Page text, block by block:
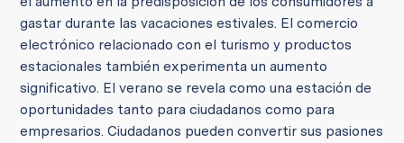
gastar durante las vacaciones estivales. El comercio
electrónico relacionado con el turismo y productos
estacionales también experimenta un aumento
significativo. El verano se revela como una estación de
oportunidades tanto para ciudadanos como para
empresarios. Ciudadanos pueden convertir sus pasiones